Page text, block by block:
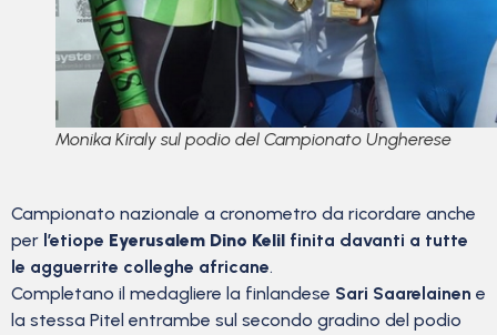
Monika Kiraly sul podio del Campionato Ungherese
Campionato nazionale a cronometro da ricordare anche
per l’etiope Eyerusalem Dino Kelil finita davanti a tutte
le agguerrite colleghe africane.
Completano il medagliere la finlandese Sari Saarelainen e
la stessa Pitel entrambe sul secondo gradino del podio